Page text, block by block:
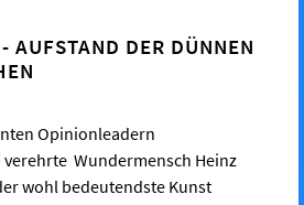
AUFSTAND DER DÜNNEN
Opinionleadern
Wundermensch Heinz
wohl bedeutendste Kunst